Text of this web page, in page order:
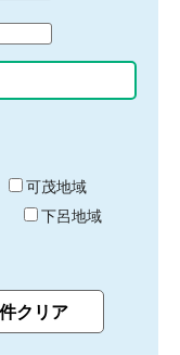
可茂地域
下呂地域